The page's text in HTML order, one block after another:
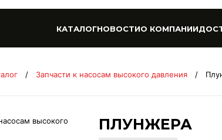
КАТАЛОГНОВОСТИО КОМПАНИИ
/ Запчасти к насосам высокого давления /
высокого
ПЛУНЖЕРА